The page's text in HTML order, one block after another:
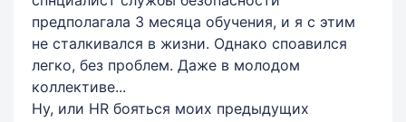
предполагала 3 месяца обучения, и я с этим
не сталкивался в жизни. Однако споавился
легко, без проблем. Даже в молодом
коллективе...
Ну, или HR бояться моих предыдущих